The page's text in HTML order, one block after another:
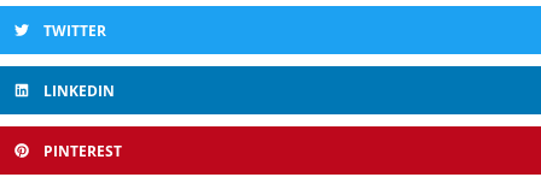
TWITTER
LINKEDIN
PINTEREST